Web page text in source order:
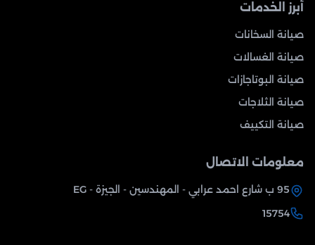
أبرز الخدمات
صيانة السخانات
صيانة الغسالات
صيانة البوتاجازات
صيانة الثلاجات
صيانة التكييف
معلومات الاتصال
95 ب شارع احمد عرابي - المهندسين - الجيزة - EG
15754